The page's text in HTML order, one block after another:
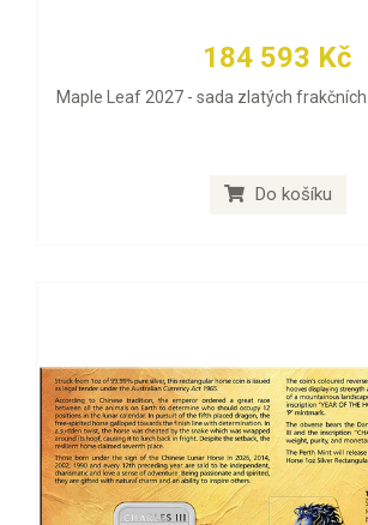
184 593 Kč
Maple Leaf 2027 - sada zlatých
Do košíku